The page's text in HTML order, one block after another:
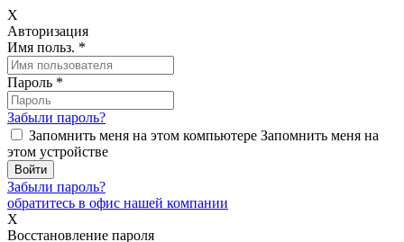
X
Авторизация
Имя польз. *
Пароль *
Забыли пароль?
Запомнить меня на этом компьютере Запомнить меня на
этом устройстве
Забыли пароль?
обратитесь в офис нашей компании
X
Восстановление пароля